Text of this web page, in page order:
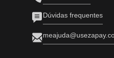
Dúvidas frequentes